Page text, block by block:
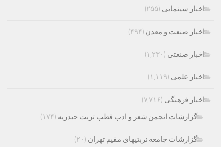
اخبار سینمایی (۲۵۵)
اخبار صنعت و معدن (۴۹۴)
اخبار صنعتی (۱,۲۳۰)
اخبار علمی (۱,۱۱۹)
اخبار فرهنگی (۷,۷۱۶)
گزارشات انجمن شعر و ادب قطب تربت حیدریه (۱۷۴)
گزارشات جامعه تربتیهای مقیم تهران (۲۰)